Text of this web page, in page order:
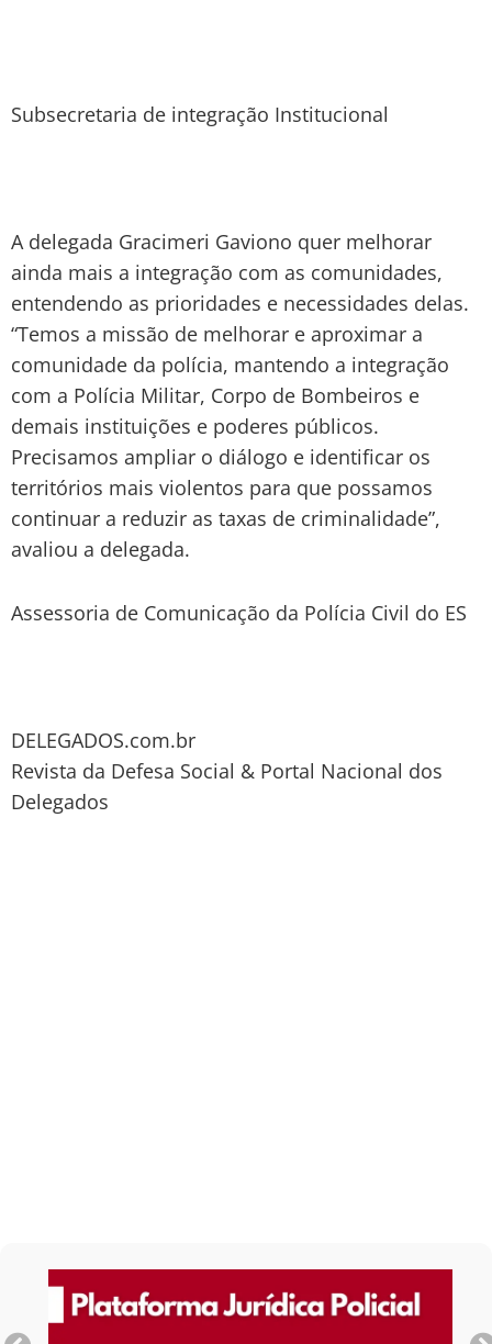
Subsecretaria de integração Institucional
A delegada Gracimeri Gaviono quer melhorar
ainda mais a integração com as comunidades,
entendendo as prioridades e necessidades delas.
“Temos a missão de melhorar e aproximar a
comunidade da polícia, mantendo a integração
com a Polícia Militar, Corpo de Bombeiros e
demais instituições e poderes públicos.
Precisamos ampliar o diálogo e identificar os
territórios mais violentos para que possamos
continuar a reduzir as taxas de criminalidade”,
avaliou a delegada.
Assessoria de Comunicação da Polícia Civil do ES
DELEGADOS.com.br
Revista da Defesa Social & Portal Nacional dos
Delegados